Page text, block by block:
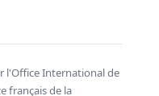
l'Office International de
français de la